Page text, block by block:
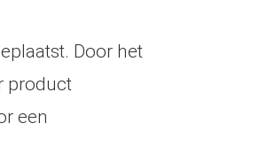
Door het
product
een